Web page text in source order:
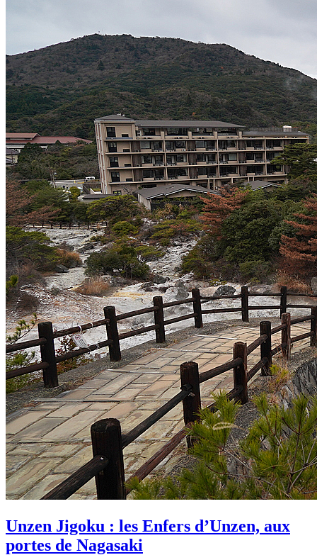
Unzen Jigoku : les Enfers d’Unzen, aux
portes de Nagasaki